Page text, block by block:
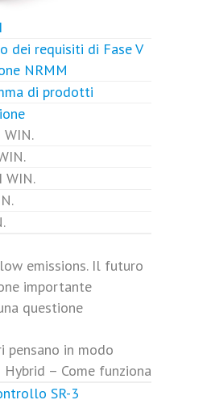
posteriore
dei requisiti di Fase V
NRMM
di prodotti
WIN.
WIN.
emissions. Il futuro
importante
questione
pensano in modo
– Come funziona
SR-3